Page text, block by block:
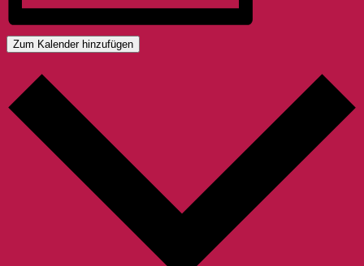
Zum Kalender hinzufügen